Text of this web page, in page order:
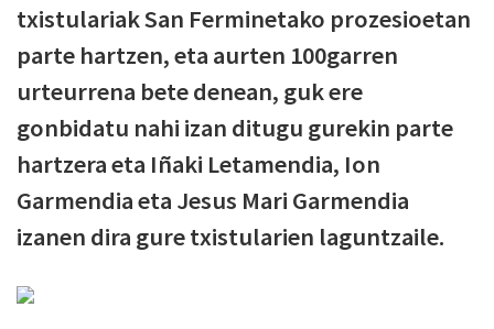
txistulariak San Ferminetako prozesioetan
parte hartzen, eta aurten 100garren
urteurrena bete denean, guk ere
gonbidatu nahi izan ditugu gurekin parte
hartzera eta Iñaki Letamendia, Ion
Garmendia eta Jesus Mari Garmendia
izanen dira gure txistularien laguntzaile.